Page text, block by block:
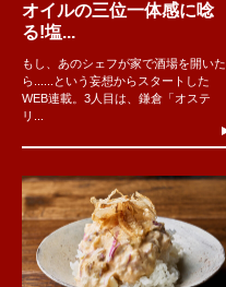
オイルの三位一体感に唸
る!塩...
もし、あのシェフが家で酒場を開いた
ら......という妄想からスタートした
WEB連載。3人目は、鎌倉「オステ
リ...